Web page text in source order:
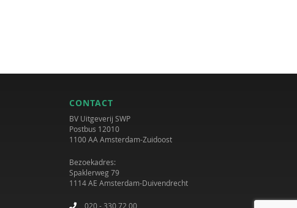
CONTACT
BV Uitgeverij SWP
Postbus 12010
1100 AA Amsterdam-Zuidoost
Bezoekadres:
Spaklerweg 79
1114 AE Amsterdam-Duivendrecht
020 - 330 72 00